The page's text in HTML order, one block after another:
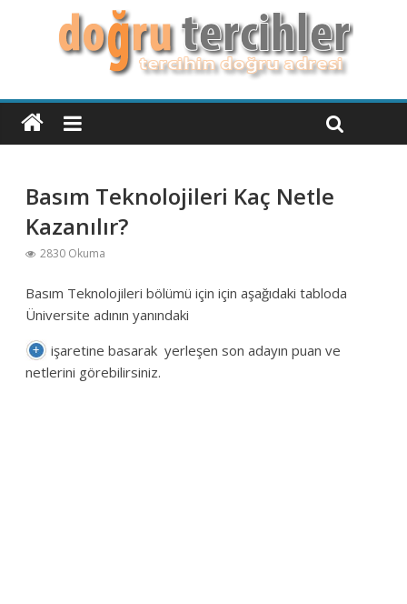
Basım Teknolojileri Kaç Netle
Kazanılır?
2830 Okuma
Basım Teknolojileri bölümü için için aşağıdaki tabloda
Üniversite adının yanındaki
işaretine basarak yerleşen son adayın puan ve
netlerini görebilirsiniz.